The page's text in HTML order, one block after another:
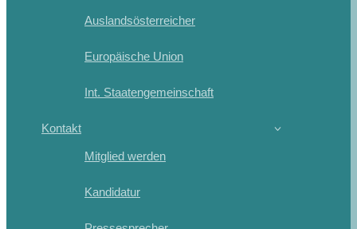
Auslandsösterreicher
Europäische Union
Int. Staatengemeinschaft
Kontakt
Mitglied werden
Kandidatur